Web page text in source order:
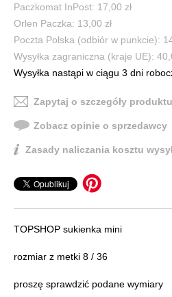
Paczkomat InPost: 17,00 zł
Orlen Paczka: 13,00 zł
Poczta Polska (odbiór w punkcie):
Wysyłka zagraniczna (kraje UE):
Wysyłka nastąpi w ciągu 3 dni
Zapytaj o szczegóły produktu
Zobacz opinie o sprzedawcy
Zasady naliczania kosztu
TOPSHOP sukienka mini
rozmiar z metki 8 / 36
proszę sprawdzić podane wymiary